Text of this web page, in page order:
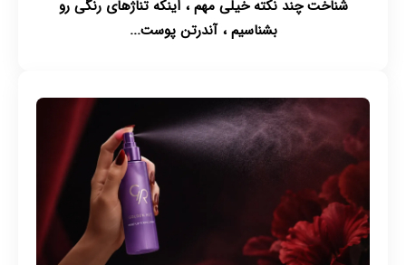
شناخت چند نکته خیلی مهم ، اینکه تناژهای رنگی رو
بشناسیم ، آندرتن پوست...